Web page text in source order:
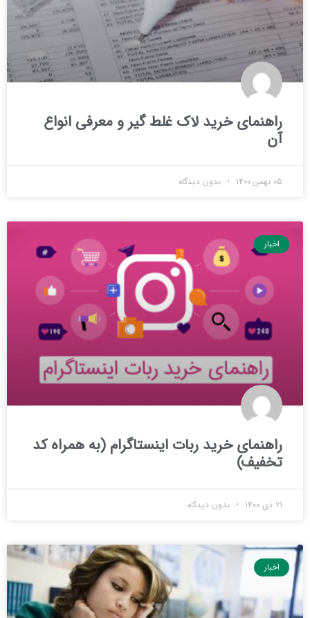
راهنمای خرید لاک غلط گیر و معرفی انواع
آن
۰۵ بهمن ۱۴۰۰ بدون دیدگاه
اخبار
راهنمای خرید ربات اینستاگرام (به همراه کد
تخفیف)
۲۱ دی ۱۴۰۰ بدون دیدگاه
اخبار